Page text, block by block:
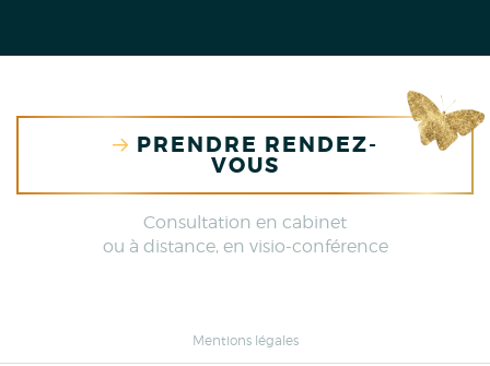
PRENDRE RENDEZ-
VOUS
Consultation en cabinet
ou à distance, en visio-conférence
Mentions légales